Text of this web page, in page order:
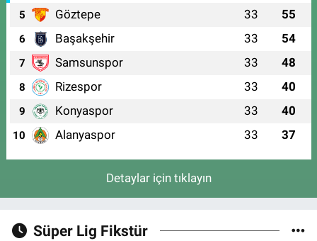
5 Göztepe 33 55
6 Başakşehir 33 54
7 Samsunspor 33 48
8 Rizespor 33 40
9 Konyaspor 33 40
10 Alanyaspor 33 37
Detaylar için tıklayın
Süper Lig Fikstür